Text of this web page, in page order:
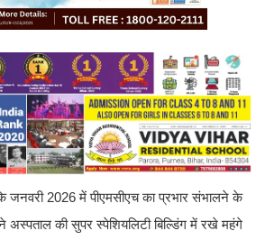
जनवरी 2026 में पीएमसीएच का प्रभार संभालने के
अस्पताल की सुपर स्पेशियलिटी बिल्डिंग में रखे महंगे